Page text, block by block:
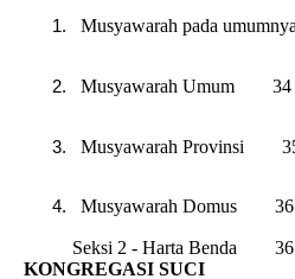
Musyawarah pada
Musyawarah Umum 34
Musyawarah Provinsi
Musyawarah Domus 36
Seksi 2 - Harta Benda 36
KONGREGASI SUCI